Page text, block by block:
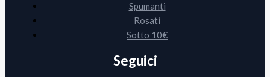
Spumanti
Rosati
Sotto 10€
Seguici